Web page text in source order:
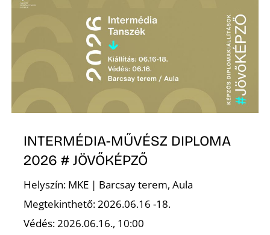
INTERMÉDIA-MŰVÉSZ DIPLOMA
2026 # JÖVŐKÉPZŐ
Helyszín: MKE | Barcsay terem, Aula
Megtekinthető: 2026.06.16 -18.
Védés: 2026.06.16., 10:00